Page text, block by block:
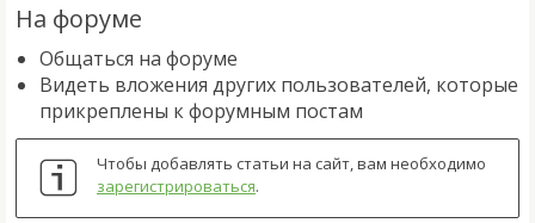
На форуме
Общаться на форуме
Видеть вложения других пользователей, которые
прикреплены к форумным постам
Чтобы добавлять статьи на сайт, вам необходимо
зарегистрироваться.